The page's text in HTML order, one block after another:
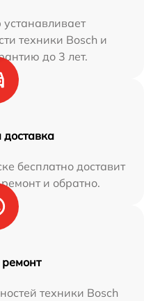
техники Bosch и
до 3 лет.
доставка
бесплатно доставит
и обратно.
техники Bosch